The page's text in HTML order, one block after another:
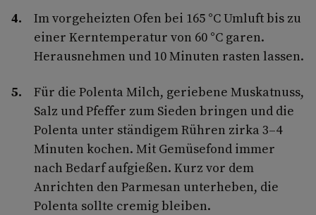
Im vorgeheizten Ofen bei 165 °C Umluft bis zu
einer Kerntemperatur von 60 °C garen.
Herausnehmen und 10 Minuten rasten lassen.
Für die Polenta Milch, geriebene Muskatnuss,
Salz und Pfeffer zum Sieden bringen und die
Polenta unter ständigem Rühren zirka 3–4
Minuten kochen. Mit Gemüsefond immer
nach Bedarf aufgießen. Kurz vor dem
Anrichten den Parmesan unterheben, die
Polenta sollte cremig bleiben.